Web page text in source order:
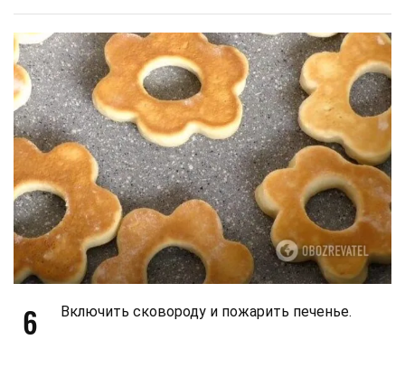
6 Включить сковороду и пожарить печенье.